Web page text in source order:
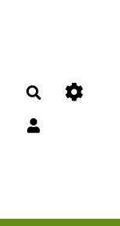
Rechercher